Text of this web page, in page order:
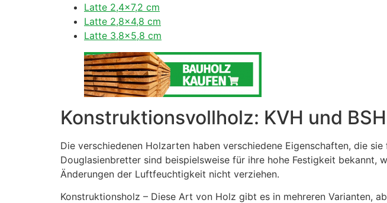
Latte 2,4×7,2 cm
Latte 2,8×4,8 cm
Latte 3,8×5,8 cm
Konstruktionsvollholz: KVH und BSH
Die verschiedenen Holzarten haben verschiedene Eigenschaften, die
Douglasienbretter sind beispielsweise für ihre hohe Festigkeit
Änderungen der Luftfeuchtigkeit nicht verziehen.
Konstruktionsholz – Diese Art von Holz gibt es in mehreren Varianten,